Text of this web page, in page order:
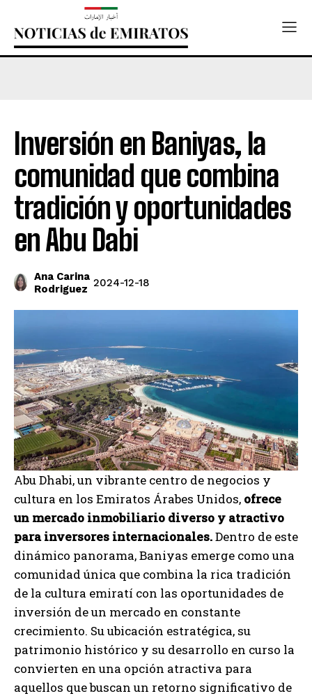
Inversión en Baniyas, la
comunidad que combina
tradición y oportunidades
en Abu Dabi
Ana Carina
Rodriguez 2024-12-18
Abu Dhabi, un vibrante centro de negocios y
cultura en los Emiratos Árabes Unidos, ofrece
un mercado inmobiliario diverso y atractivo
para inversores internacionales.Dentro de este
dinámico panorama, Baniyas emerge como una
comunidad única que combina la rica tradición
de la cultura emiratí con las oportunidades de
inversión de un mercado en constante
crecimiento. Su ubicación estratégica, su
patrimonio histórico y su desarrollo en curso la
convierten en una opción atractiva para
aquellos que buscan un retorno significativo de